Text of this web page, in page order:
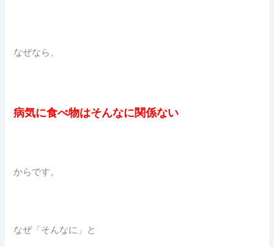
なぜなら、
病気に食べ物はそんなに関係ない
からです。
なぜ「そんなに」と